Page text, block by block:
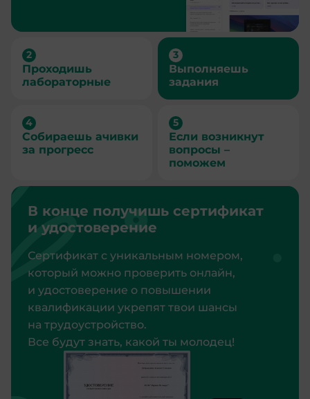
Проходишь
лабораторные
Выполняешь
задания
Собираешь ачивки
за прогресс
Если возникнут
вопросы –
поможем
В конце получишь сертификат
и удостоверение
Сертификат с уникальным номером,
который можно проверить онлайн,
и удостоверение о повышении
квалификации укрепят твои шансы
на трудоустройство.
Все будут знать, какой ты молодец!